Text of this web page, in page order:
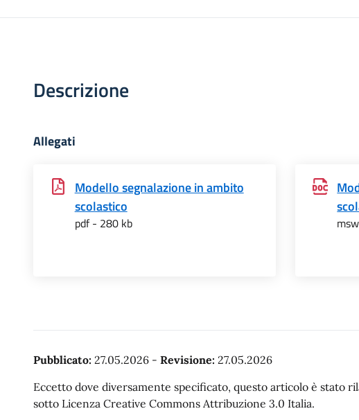
Descrizione
Allegati
Modello segnalazione in ambito
scolastico
pdf - 280 kb
Pubblicato: 27.05.2026 - Revisione: 27.05.2026
Eccetto dove diversamente specificato, questo articolo è stato
sotto Licenza Creative Commons Attribuzione 3.0 Italia.